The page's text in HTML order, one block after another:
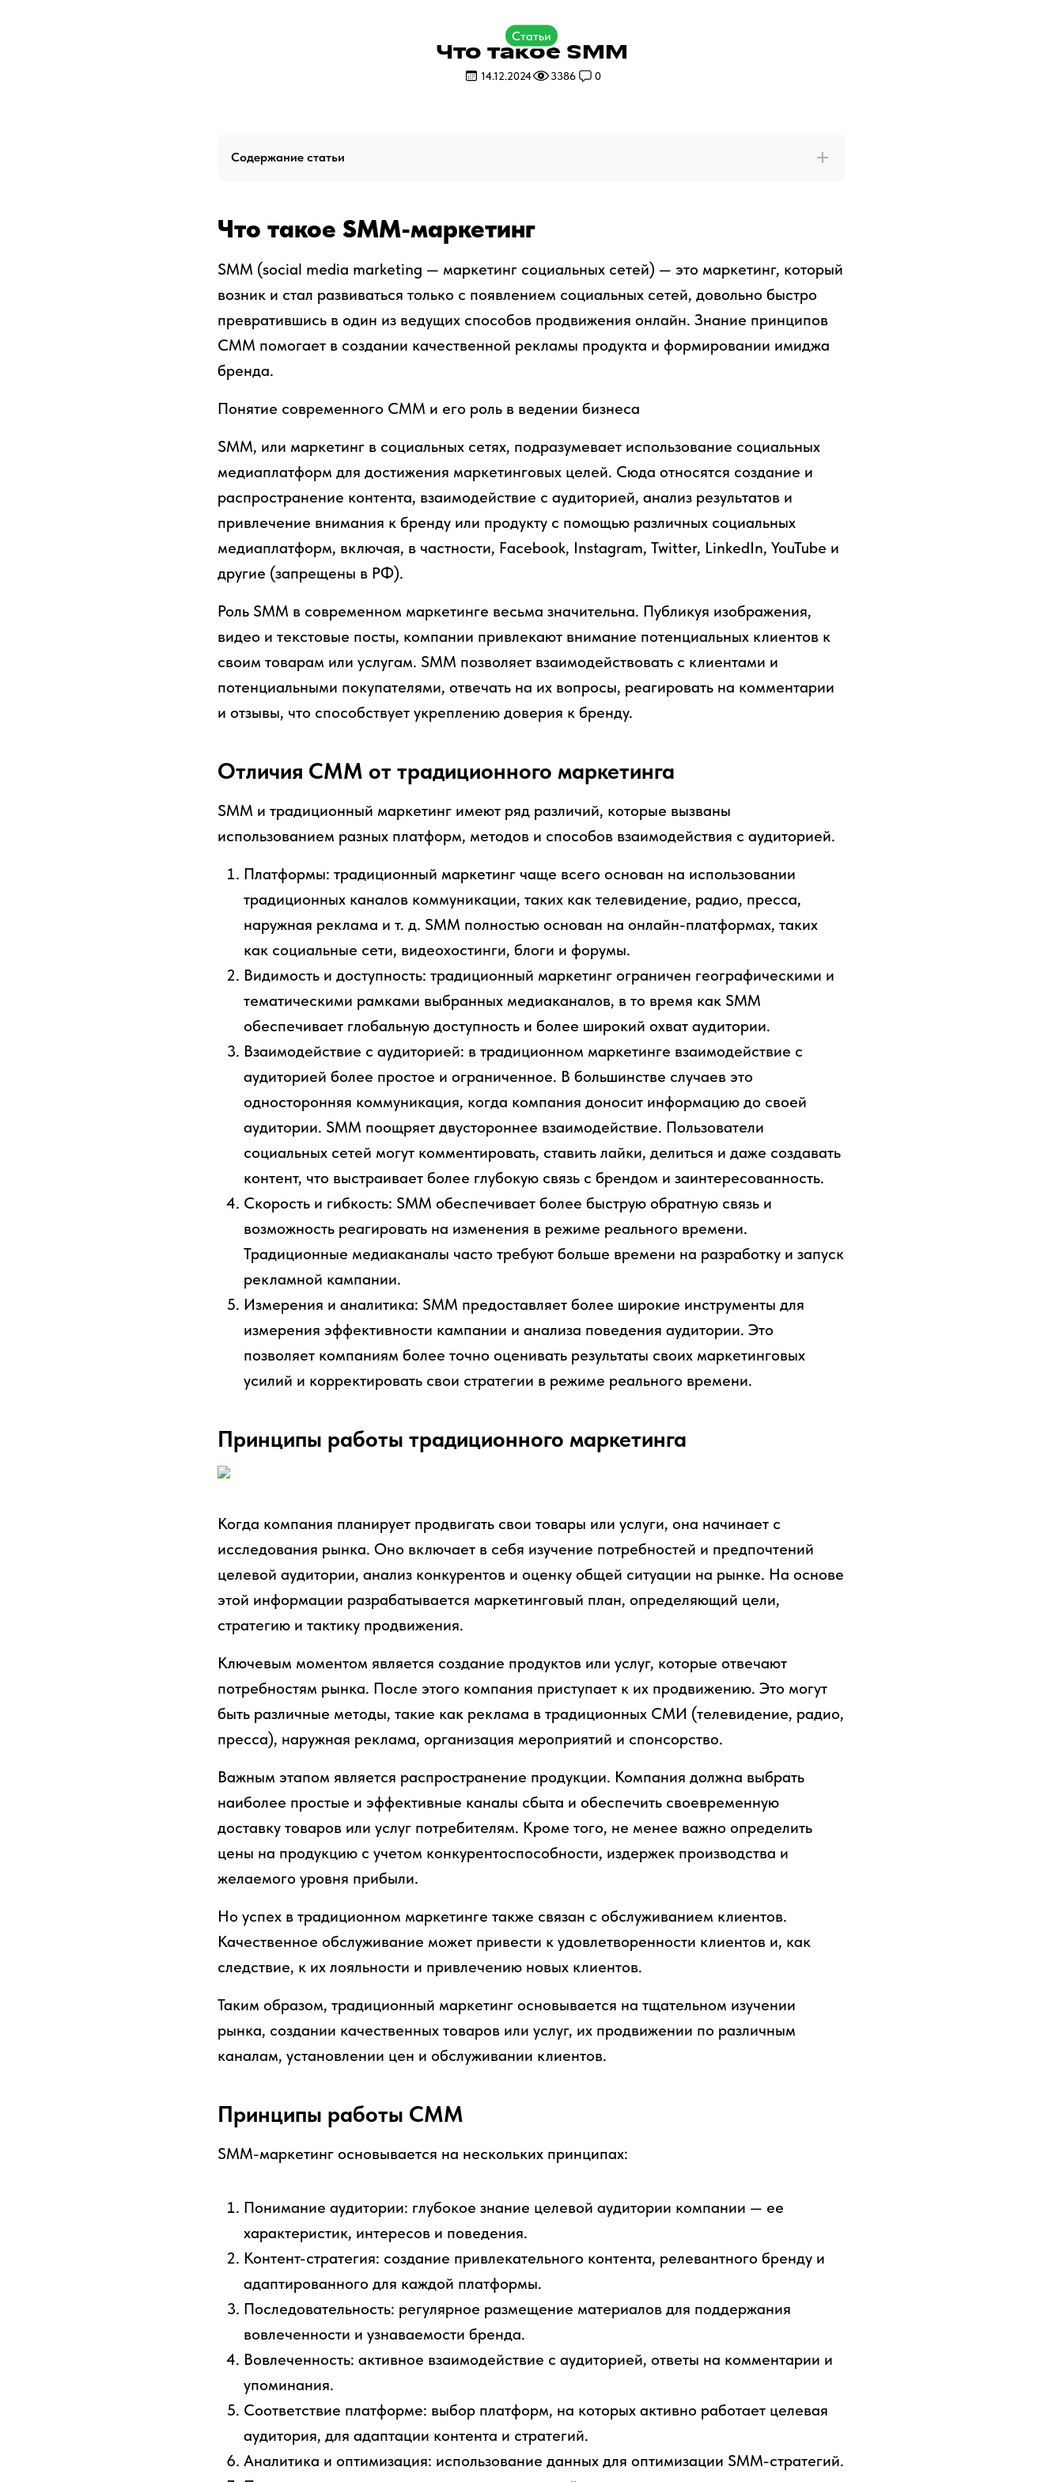
Статьи
Что такое SMM
14.12.2024 3386 0
Содержание статьи
Что такое SMM-маркетинг
SMM (social media marketing — маркетинг социальных сетей) — это маркетинг, который
возник и стал развиваться только с появлением социальных сетей, довольно быстро
превратившись в один из ведущих способов продвижения онлайн. Знание принципов
СММ помогает в создании качественной рекламы продукта и формировании имиджа
бренда.
Понятие современного СММ и его роль в ведении бизнеса
SMM, или маркетинг в социальных сетях, подразумевает использование социальных
медиаплатформ для достижения маркетинговых целей. Сюда относятся создание и
распространение контента, взаимодействие с аудиторией, анализ результатов и
привлечение внимания к бренду или продукту с помощью различных социальных
медиаплатформ, включая, в частности, Facebook, Instagram, Twitter, LinkedIn, YouTube и
другие (запрещены в РФ).
Роль SMM в современном маркетинге весьма значительна. Публикуя изображения,
видео и текстовые посты, компании привлекают внимание потенциальных клиентов к
своим товарам или услугам. SMM позволяет взаимодействовать с клиентами и
потенциальными покупателями, отвечать на их вопросы, реагировать на комментарии
и отзывы, что способствует укреплению доверия к бренду.
Отличия СММ от традиционного маркетинга
SMM и традиционный маркетинг имеют ряд различий, которые вызваны
использованием разных платформ, методов и способов взаимодействия с аудиторией.
Платформы: традиционный маркетинг чаще всего основан на использовании
традиционных каналов коммуникации, таких как телевидение, радио, пресса,
наружная реклама и т. д. SMM полностью основан на онлайн-платформах, таких
как социальные сети, видеохостинги, блоги и форумы.
Видимость и доступность: традиционный маркетинг ограничен географическими и
тематическими рамками выбранных медиаканалов, в то время как SMM
обеспечивает глобальную доступность и более широкий охват аудитории.
Взаимодействие с аудиторией: в традиционном маркетинге взаимодействие с
аудиторией более простое и ограниченное. В большинстве случаев это
односторонняя коммуникация, когда компания доносит информацию до своей
аудитории. SMM поощряет двустороннее взаимодействие. Пользователи
социальных сетей могут комментировать, ставить лайки, делиться и даже создавать
контент, что выстраивает более глубокую связь с брендом и заинтересованность.
Скорость и гибкость: SMM обеспечивает более быструю обратную связь и
возможность реагировать на изменения в режиме реального времени.
Традиционные медиаканалы часто требуют больше времени на разработку и запуск
рекламной кампании.
Измерения и аналитика: SMM предоставляет более широкие инструменты для
измерения эффективности кампании и анализа поведения аудитории. Это
позволяет компаниям более точно оценивать результаты своих маркетинговых
усилий и корректировать свои стратегии в режиме реального времени.
Принципы работы традиционного маркетинга
Когда компания планирует продвигать свои товары или услуги, она начинает с
исследования рынка. Оно включает в себя изучение потребностей и предпочтений
целевой аудитории, анализ конкурентов и оценку общей ситуации на рынке. На основе
этой информации разрабатывается маркетинговый план, определяющий цели,
стратегию и тактику продвижения.
Ключевым моментом является создание продуктов или услуг, которые отвечают
потребностям рынка. После этого компания приступает к их продвижению. Это могут
быть различные методы, такие как реклама в традиционных СМИ (телевидение, радио,
пресса), наружная реклама, организация мероприятий и спонсорство.
Важным этапом является распространение продукции. Компания должна выбрать
наиболее простые и эффективные каналы сбыта и обеспечить своевременную
доставку товаров или услуг потребителям. Кроме того, не менее важно определить
цены на продукцию с учетом конкурентоспособности, издержек производства и
желаемого уровня прибыли.
Но успех в традиционном маркетинге также связан с обслуживанием клиентов.
Качественное обслуживание может привести к удовлетворенности клиентов и, как
следствие, к их лояльности и привлечению новых клиентов.
Таким образом, традиционный маркетинг основывается на тщательном изучении
рынка, создании качественных товаров или услуг, их продвижении по различным
каналам, установлении цен и обслуживании клиентов.
Принципы работы СММ
SMM-маркетинг основывается на нескольких принципах:
Понимание аудитории: глубокое знание целевой аудитории компании — ее
характеристик, интересов и поведения.
Контент-стратегия: создание привлекательного контента, релевантного бренду и
адаптированного для каждой платформы.
Последовательность: регулярное размещение материалов для поддержания
вовлеченности и узнаваемости бренда.
Вовлеченность: активное взаимодействие с аудиторией, ответы на комментарии и
упоминания.
Соответствие платформе: выбор платформ, на которых активно работает целевая
аудитория, для адаптации контента и стратегий.
Аналитика и оптимизация: использование данных для оптимизации SMM-стратегий.